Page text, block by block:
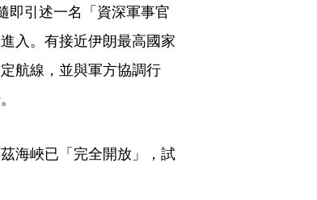
即引述一名「資深軍事官
入。有接近伊朗最高國家
航線，並與軍方協調行
海峽已「完全開放」，試